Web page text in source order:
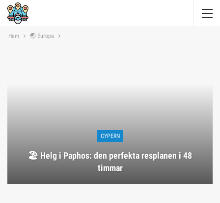
Hem 🌏 Europa
CYPERN
🏖️ Helg i Paphos: den perfekta resplanen i 48
timmar